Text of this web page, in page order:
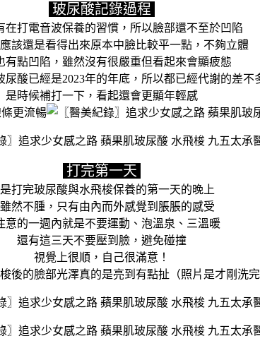
玻尿酸記錄過程
在打電音波保養的習慣，所以臉部還不至於凹陷
該還是看得出來原本中臉比較平一點，不夠立體
有點凹陷，雖然沒有很嚴重但看起來會顯疲態
尿酸已經是2023年的年底，所以都已經代謝的差不
是時候補打一下，看起還會更顯年輕感
更流暢
打完第一天
打完玻尿酸與水飛梭保養的第一天的晚上
然不腫，只有由內而外感覺到脹脹的感受
意的一週內就是不要運動、泡溫泉、三溫暖
還有這三天不要壓到臉，避免碰撞
視覺上很順，自己很滿意！
後的臉部光澤真的是亮到有點扯（照片是才剛洗完